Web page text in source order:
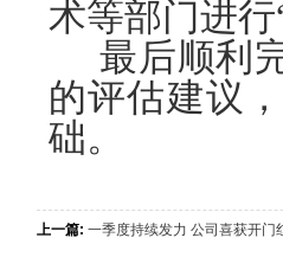
术等部门进行
最后顺利
的评估建议
础。
上一篇: 一季度持续发力 公司喜获开门